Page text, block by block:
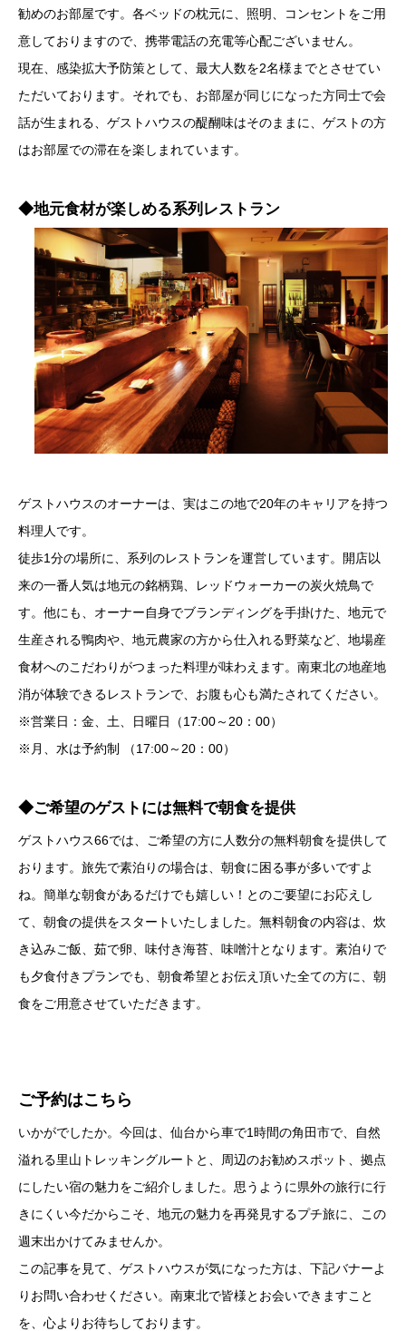
勧めのお部屋です。各ベッドの枕元に、照明、コンセントをご用
意しておりますので、携帯電話の充電等心配ございません。
現在、感染拡大予防策として、最大人数を2名様までとさせてい
ただいております。それでも、お部屋が同じになった方同士で会
話が生まれる、ゲストハウスの醍醐味はそのままに、ゲストの方
はお部屋での滞在を楽しまれています。
◆地元食材が楽しめる系列レストラン
ゲストハウスのオーナーは、実はこの地で20年のキャリアを持つ
料理人です。
徒歩1分の場所に、系列のレストランを運営しています。開店以
来の一番人気は地元の銘柄鶏、レッドウォーカーの炭火焼鳥で
す。他にも、オーナー自身でブランディングを手掛けた、地元で
生産される鴨肉や、地元農家の方から仕入れる野菜など、地場産
食材へのこだわりがつまった料理が味わえます。南東北の地産地
消が体験できるレストランで、お腹も心も満たされてください。
※営業日：金、土、日曜日（17:00～20：00）
※月、水は予約制 （17:00～20：00）
◆ご希望のゲストには無料で朝食を提供
ゲストハウス66では、ご希望の方に人数分の無料朝食を提供して
おります。旅先で素泊りの場合は、朝食に困る事が多いですよ
ね。簡単な朝食があるだけでも嬉しい！とのご要望にお応えし
て、朝食の提供をスタートいたしました。無料朝食の内容は、炊
き込みご飯、茹で卵、味付き海苔、味噌汁となります。素泊りで
も夕食付きプランでも、朝食希望とお伝え頂いた全ての方に、朝
食をご用意させていただきます。
ご予約はこちら
いかがでしたか。今回は、仙台から車で1時間の角田市で、自然
溢れる里山トレッキングルートと、周辺のお勧めスポット、拠点
にしたい宿の魅力をご紹介しました。思うように県外の旅行に行
きにくい今だからこそ、地元の魅力を再発見するプチ旅に、この
週末出かけてみませんか。
この記事を見て、ゲストハウスが気になった方は、下記バナーよ
りお問い合わせください。南東北で皆様とお会いできますこと
を、心よりお待ちしております。